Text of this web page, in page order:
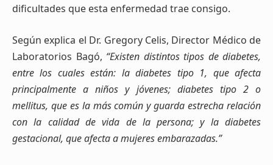
dificultades que esta enfermedad trae consigo.
Según explica el Dr. Gregory Celis, Director Médico de
Laboratorios Bagó, “Existen distintos tipos de diabetes,
entre los cuales están: la diabetes tipo 1, que afecta
principalmente a niños y jóvenes; diabetes tipo 2 o
mellitus, que es la más común y guarda estrecha relación
con la calidad de vida de la persona; y la diabetes
gestacional, que afecta a mujeres embarazadas.”